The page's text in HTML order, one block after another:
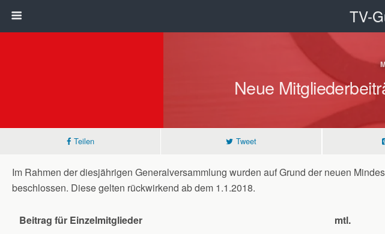
TV-
Neue
Teilen Tweet
Im Rahmen der diesjährigen Generalversammlung wurden auf Grund der neuen
beschlossen. Diese gelten rückwirkend ab dem 1.1.2018.
Beitrag für Einzelmitglieder mtl.